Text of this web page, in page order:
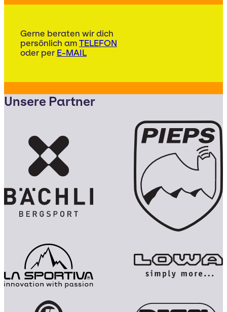
Gerne beraten wir dich
persönlich am TELEFON
oder per E-MAIL
Unsere Partner